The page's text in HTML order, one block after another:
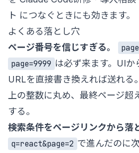
ト につなぐときにも効きます。
よくある落とし穴
ページ番号を信じすぎる。
page=9999 は必ず来ます。UIか
URLを直接書き換えれば送れる
上の整数に丸め、最終ページ超
する。
検索条件をページリンクから落と
q=react&page=2 で進んだのに